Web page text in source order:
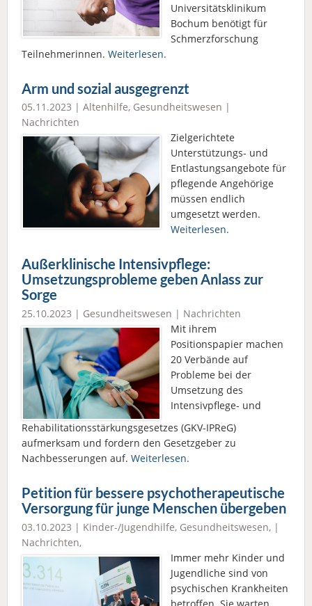
Universitätsklinikum
Bochum benötigt für
Schmerzforschung
Teilnehmerinnen. Weiterlesen.
Arm und sozial ausgegrenzt
05.11.2023 | Altenhilfe, Gesundheitswesen |
Nachrichten
Zielgerichtete
Unterstützungs- und
Entlastungsangebote für
pflegende Angehörige
müssen endlich
umgesetzt werden.
Weiterlesen.
Außerklinische Intensivpflege:
Umsetzungsprobleme geben Anlass zur
Sorge
25.10.2023 | Gesundheitswesen | Nachrichten
Mit ihrem
Positionspapier machen
20 Verbände auf
Probleme bei der
Umsetzung des
Intensivpflege- und
Rehabilitationsstärkungsgesetzes (GKV-IPReG)
aufmerksam und fordern den Gesetzgeber zu
Nachbesserungen auf. Weiterlesen.
Petition für bessere psychotherapeutische
Versorgung für junge Menschen übergeben
03.10.2023 | Kinder-/Jugendhilfe, Gesundheitswesen, |
Nachrichten,
Immer mehr Kinder und
Jugendliche sind von
psychischen Krankheiten